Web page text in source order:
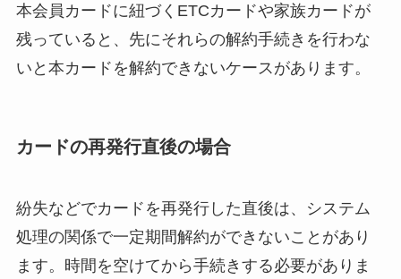
本会員カードに紐づくETCカードや家族カードが
残っていると、先にそれらの解約手続きを行わな
いと本カードを解約できないケースがあります。
カードの再発行直後の場合
紛失などでカードを再発行した直後は、システム
処理の関係で一定期間解約ができないことがあり
ます。時間を空けてから手続きする必要がありま